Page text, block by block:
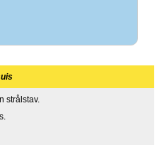
strålstav.